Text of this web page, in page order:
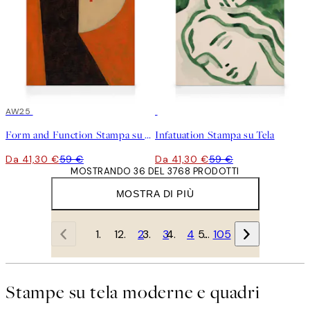
30%*
AW25
Form and Function Stampa su Tela
Da 41,30 €59 €
Infatuation Stampa su Tela
Da 41,30 €59 €
MOSTRA DI PIÙ
MOSTRANDO 36 DEL 3768 PRODOTTI
1 2 3 4 … 105
Stampe su tela moderne e quadri